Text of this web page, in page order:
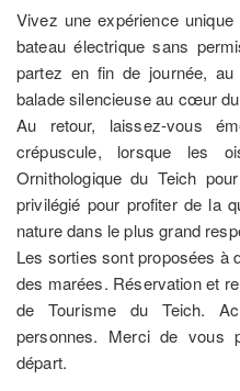
Vivez une expérience
bateau électrique sans
partez en fin de journée,
balade silencieuse au cœur
Au retour, laissez-vous
crépuscule, lorsque les
Ornithologique du Teich
privilégié pour profiter de la
nature dans le plus grand
Les sorties sont proposées à
des marées. Réservation et
de Tourisme du Teich.
personnes. Merci de vous
départ.